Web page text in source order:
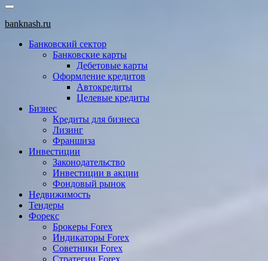
Основное
меню
banknash.ru
Банковский сектор
Банковские карты
Дебетовые карты
Оформление кредитов
Автокредиты
Целевые кредиты
Бизнес
Кредиты для бизнеса
Лизинг
Франшиза
Инвестиции
Законодательство
Инвестиции в акции
Фондовый рынок
Недвижимость
Тендеры
Форекс
Брокеры Forex
Индикаторы Forex
Советники Forex
Стратегии Forex